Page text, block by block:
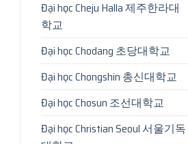
Đại học Cheju Halla 제주한라대
학교
Đại học Chodang 초당대학교
Đại học Chongshin 총신대학교
Đại học Chosun 조선대학교
Đại học Christian Seoul 서울기독